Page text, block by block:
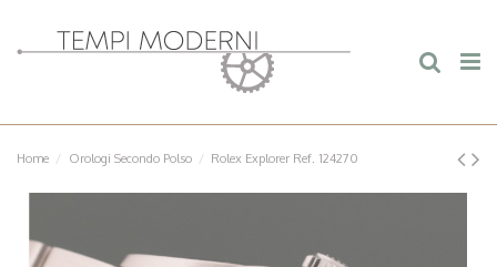
Home Orologi Secondo Polso Rolex Explorer Ref. 124270